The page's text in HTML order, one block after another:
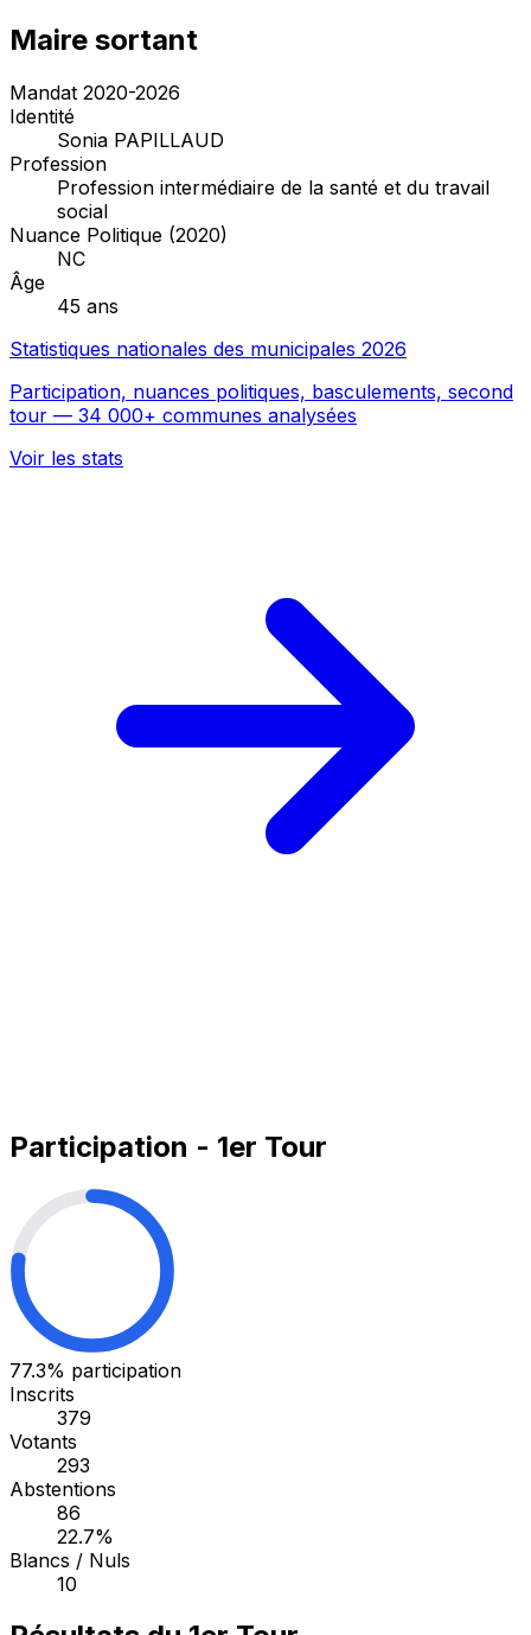
Maire sortant
Mandat 2020-2026
Identité
Sonia PAPILLAUD
Profession
Profession intermédiaire de la santé et du travail
social
Nuance Politique (2020)
NC
Âge
45 ans
Statistiques nationales des municipales 2026
Participation, nuances politiques, basculements, second
tour — 34 000+ communes analysées
Voir les stats
Participation - 1er Tour
77.3% participation
Inscrits
379
Votants
293
Abstentions
86
22.7%
Blancs / Nuls
10